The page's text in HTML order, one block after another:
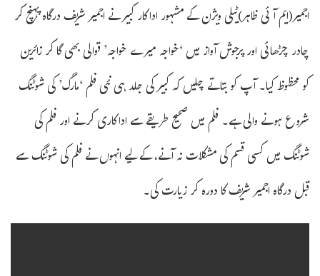
اجمیر(ایم آئی ظاہر)ٹیلی ویژن کے مشہور اداکار کبیر نے اجمیر شریف درگاہ پہنچ کر
چادر چڑھائی اور پرجوش آواز میں ‘خواجہ میرے خواجہ’ قوالی بھی گا کر زائرین
کو محظوظ کیا۔ آپ کو بتاتے چلیں کہ کبیر کی جلد ہی نئی فلم ‘مارگ’ کی شوٹنگ
شروع ہونے والی ہے۔ فلم میں صحیح طریقے سے اداکاری کرنے اور فلم کی
شوٹنگ میں کسی قسم کی مشکلات نہ آنے، کے لیے انہوں نے فلم کی شوٹنگ سے
قبل درگاہ اجمیر شریف کا دورہ کر زیارت کی۔